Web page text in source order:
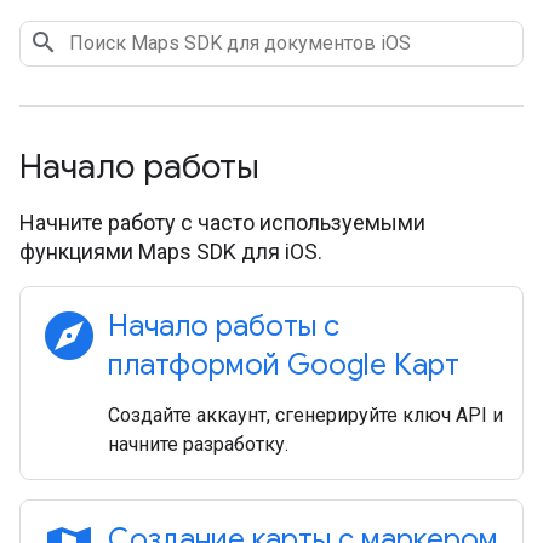
Начало работы
Начните работу с часто используемыми
функциями Maps SDK для iOS.
explore Начало работы с
платформой Google Карт
Создайте аккаунт, сгенерируйте ключ API и
начните разработку.